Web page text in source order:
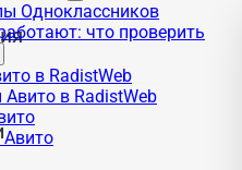
Одноклассников
что проверить
в RadistWeb
в RadistWeb